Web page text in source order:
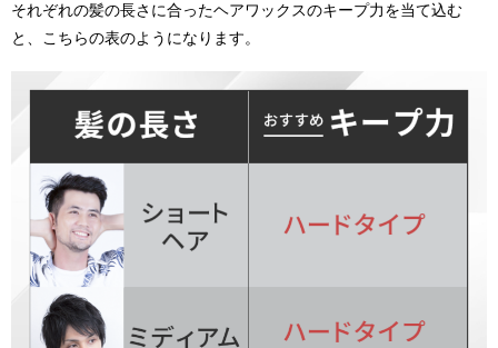
それぞれの髪の長さに合ったヘアワックスのキープ力を当て込む
と、こちらの表のようになります。